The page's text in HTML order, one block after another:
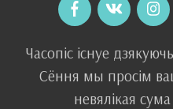
Часопіс існуе
Сёння мы просім
невялікая